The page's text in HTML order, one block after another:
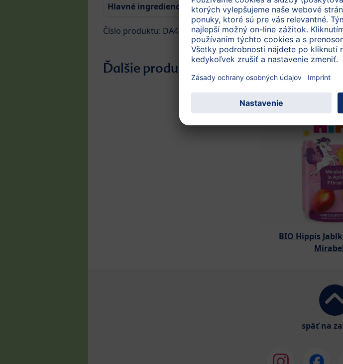
Hlavné ingrediencie
Jablko, Hruška
Číslo produktu: DA42507
Ďalšie produkty z tejto kategórie
BIO Hippis
späť na